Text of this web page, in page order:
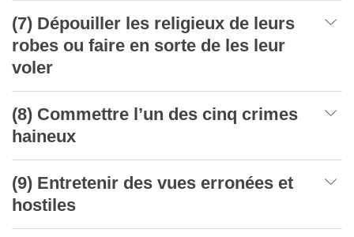
(7) Dépouiller les religieux de leurs
robes ou faire en sorte de les leur
voler
(8) Commettre l’un des cinq crimes
haineux
(9) Entretenir des vues erronées et
hostiles